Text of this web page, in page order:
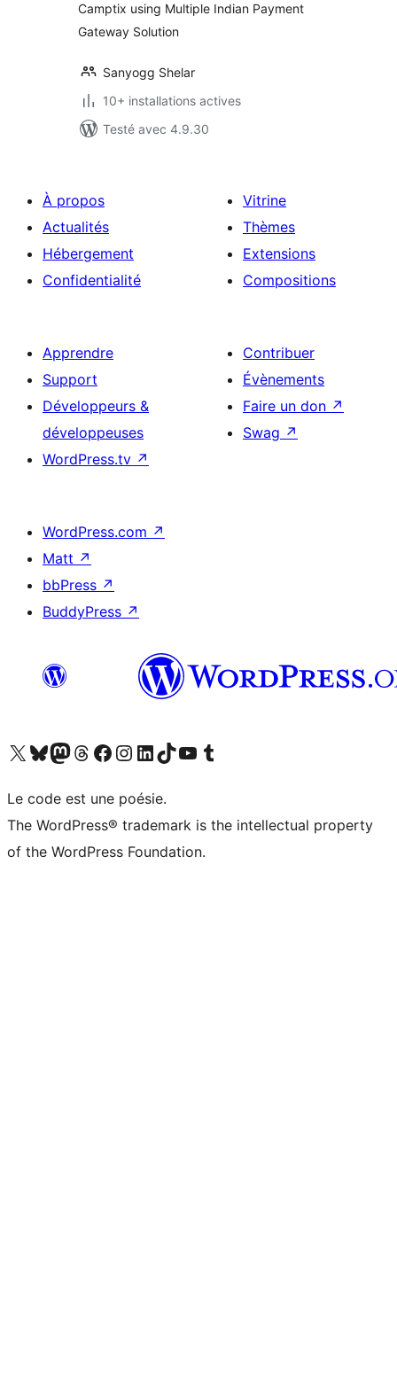
Camptix using Multiple Indian Payment
Gateway Solution
Sanyogg Shelar
10+ installations actives
Testé avec 4.9.30
À propos
Actualités
Hébergement
Confidentialité
Vitrine
Thèmes
Extensions
Compositions
Apprendre
Support
Développeurs &
développeuses
WordPress.tv ↗
Contribuer
Évènements
Faire un don ↗
Swag ↗
WordPress.com ↗
Matt ↗
bbPress ↗
BuddyPress ↗
Visitez notre compte X (précédemment Twitter)
Visiter notre compte Bluesky
Visiter notre compte Mastodon
Visiter notre compte Threads
Consulter notre compte Facebook
Consulter notre compte Instagram
Consulter notre compte LinkedIn
Visiter notre compte TokTok
Visiter notre chaîne YouTube
Visiter notre compte Tumblr
Le code est une poésie.
The WordPress® trademark is the intellectual property
of the WordPress Foundation.